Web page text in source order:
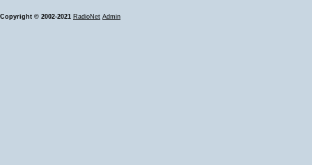
Copyright © 2002-2021 RadioNet Admin